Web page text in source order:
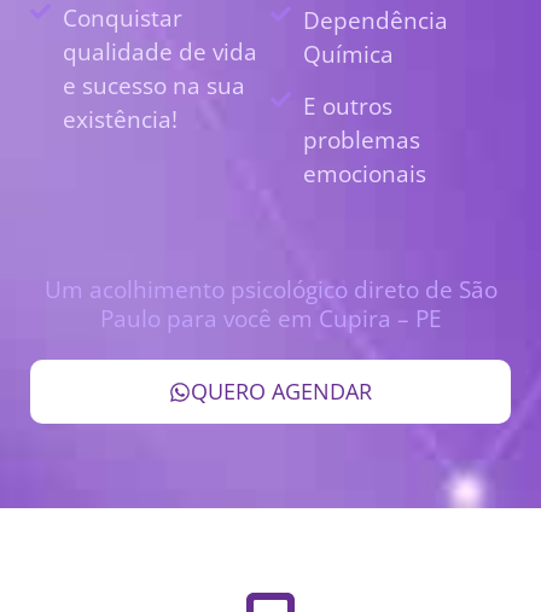
Conquistar
qualidade de vida
e sucesso na sua
existência!
Dependência
Química
E outros
problemas
emocionais
Um acolhimento psicológico direto de São
Paulo para você em Cupira – PE
QUERO AGENDAR